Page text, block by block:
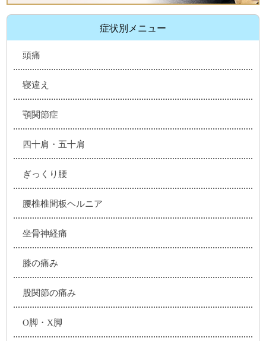
症状別メニュー
頭痛
寝違え
顎関節症
四十肩・五十肩
ぎっくり腰
腰椎椎間板ヘルニア
坐骨神経痛
膝の痛み
股関節の痛み
O脚・X脚